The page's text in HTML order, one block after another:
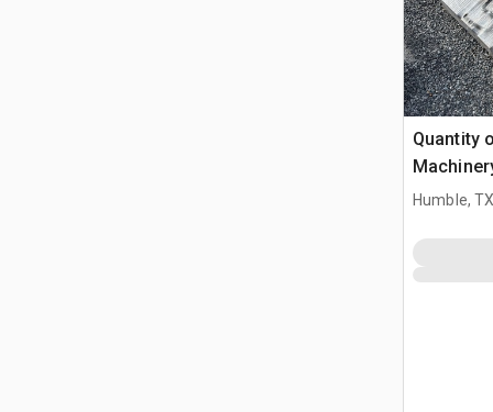
Quantity
Humble,